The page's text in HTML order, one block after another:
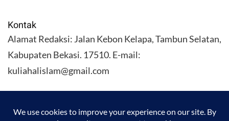
Kontak
Alamat Redaksi: Jalan Kebon Kelapa, Tambun Selatan,
Kabupaten Bekasi. 17510. E-mail:
kuliahalislam@gmail.com